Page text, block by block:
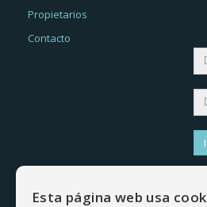
Propietarios
Contacto
Esta página web usa